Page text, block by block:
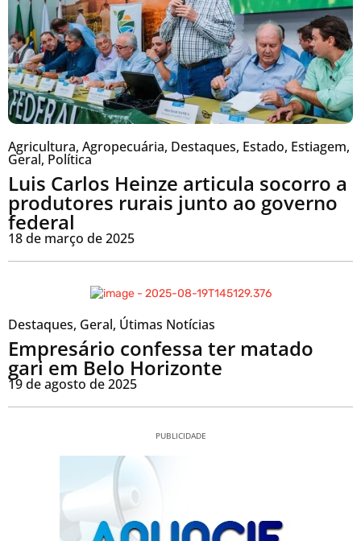
Agricultura, Agropecuária, Destaques, Estado, Estiagem,
Geral, Política
Luis Carlos Heinze articula socorro a
produtores rurais junto ao governo
federal
18 de março de 2025
Destaques, Geral, Útimas Notícias
Empresário confessa ter matado
gari em Belo Horizonte
19 de agosto de 2025
PUBLICIDADE